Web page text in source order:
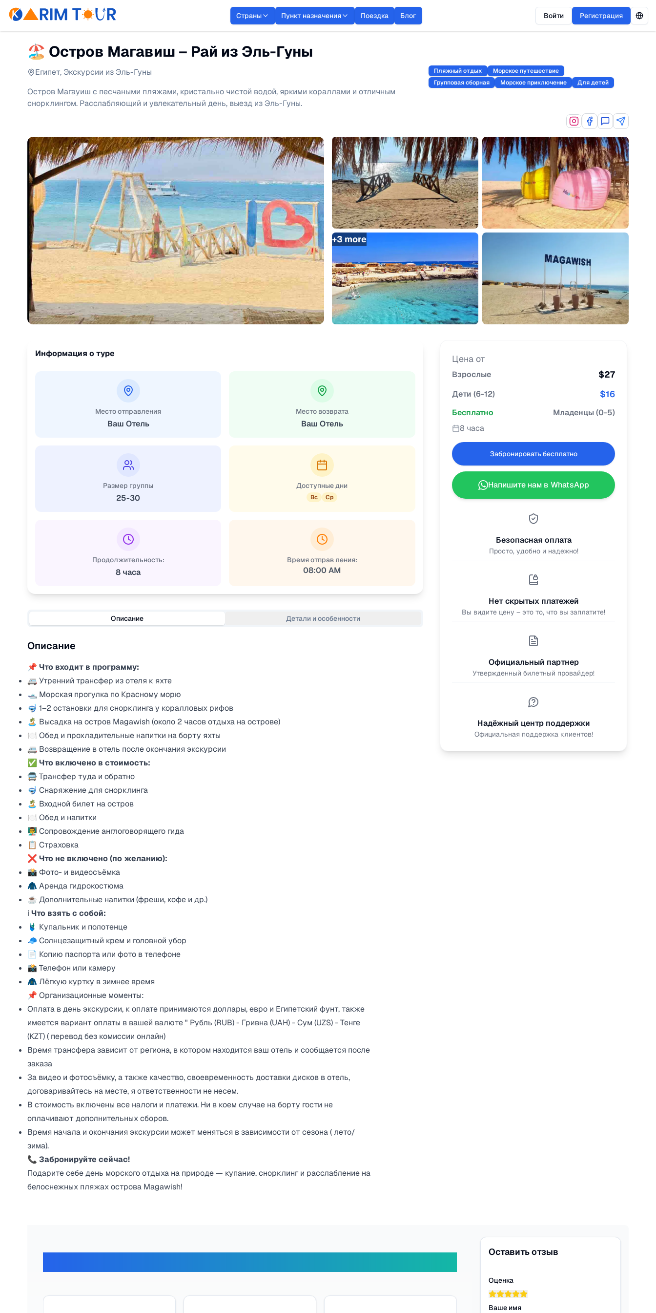
Страны Пункт назначения Поездка Блог Войти Регистрация
🏖️ Остров Магавиш – Рай из Эль-Гуны
Египет,Экскурсии из Эль-Гуны
Остров Магауиш с песчаными пляжами, кристально чистой водой, яркими кораллами и отличным
снорклингом. Расслабляющий и увлекательный день, выезд из Эль-Гуны.
Пляжный отдых
Морское путешествие
Групповая сборная
Морское приключение Для детей
+3 more
Информация о туре
Место отправления
Ваш Отель
Место возврата
Ваш Отель
Размер группы
25-30
Доступные дни
Вс Ср
Продолжительность:
8 часа
Время отправ ления:
08:00 AM
Описание Детали и особенности
Описание
📌 Что входит в программу:
🚐 Утренний трансфер из отеля к яхте
🛥️ Морская прогулка по Красному морю
🤿 1–2 остановки для снорклинга у коралловых рифов
🏝️ Высадка на остров Magawish (около 2 часов отдыха на острове)
🍽 Обед и прохладительные напитки на борту яхты
🚐 Возвращение в отель после окончания экскурсии
✅ Что включено в стоимость:
🚍 Трансфер туда и обратно
🤿 Снаряжение для снорклинга
🏝️ Входной билет на остров
🍽 Обед и напитки
👨‍🏫 Сопровождение англоговорящего гида
📋 Страховка
❌ Что не включено (по желанию):
📸 Фото- и видеосъёмка
🧥 Аренда гидрокостюма
☕ Дополнительные напитки (фреши, кофе и др.)
ℹ️ Что взять с собой:
🩱 Купальник и полотенце
🧢 Солнцезащитный крем и головной убор
📄 Копию паспорта или фото в телефоне
📸 Телефон или камеру
🧥 Лёгкую куртку в зимнее время
📌 Организационные моменты:
Оплата в день экскурсии, к оплате принимаются доллары, евро и Египетский фунт, также
имеется вариант оплаты в вашей валюте " Рубль (RUB) - Гривна (UAH) - Сум (UZS) - Тенге
(KZT) ( перевод без комиссии онлайн)
Время трансфера зависит от региона, в котором находится ваш отель и сообщается после
заказа
За видео и фотосъёмку, а также качество, своевременность доставки дисков в отель,
договаривайтесь на месте, я ответственности не несем.
В стоимость включены все налоги и платежи. Ни в коем случае на борту гости не
оплачивают дополнительных сборов.
Время начала и окончания экскурсии может меняться в зависимости от сезона ( лето/
зима).
📞 Забронируйте сейчас!
Подарите себе день морского отдыха на природе — купание, снорклинг и расслабление на
белоснежных пляжах острова Magawish!
Цена от
Взрослые $27
Дети (6-12) $16
Бесплатно Младенцы(0-5)
8 часа
Забронировать бесплатно
Напишите нам в WhatsApp
Безопасная оплата
Просто, удобно и надежно!
Нет скрытых платежей
Вы видите цену – это то, что вы заплатите!
Официальный партнер
Утвержденный билетный провайдер!
Надёжный центр поддержки
Официальная поддержка клиентов!
Оставить отзыв
Оценка
Ваше имя